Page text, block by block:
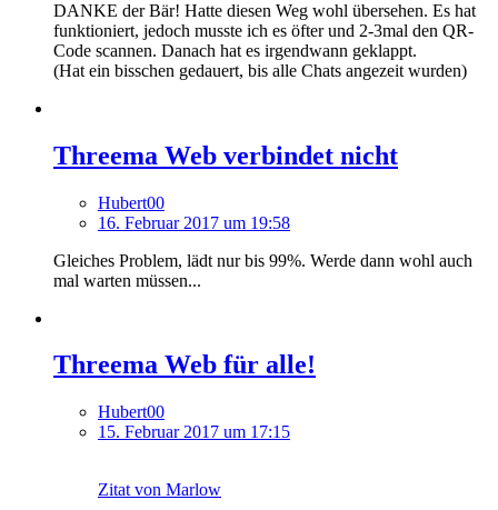
DANKE der Bär! Hatte diesen Weg wohl übersehen. Es hat
funktioniert, jedoch musste ich es öfter und 2-3mal den QR-
Code scannen. Danach hat es irgendwann geklappt.
(Hat ein bisschen gedauert, bis alle Chats angezeit wurden)
Threema Web verbindet nicht
Hubert00
16. Februar 2017 um 19:58
Gleiches Problem, lädt nur bis 99%. Werde dann wohl auch
mal warten müssen...
Threema Web für alle!
Hubert00
15. Februar 2017 um 17:15
Zitat von Marlow